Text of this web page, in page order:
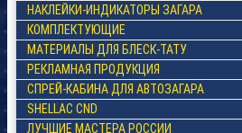
НАКЛЕЙКИ-ИНДИКАТОРЫ ЗАГАРА
КОМПЛЕКТУЮЩИЕ
МАТЕРИАЛЫ ДЛЯ БЛЕСК-ТАТУ
РЕКЛАМНАЯ ПРОДУКЦИЯ
СПРЕЙ-КАБИНА ДЛЯ АВТОЗАГАРА
SHELLAC CND
ЛУЧШИЕ МАСТЕРА РОССИИ